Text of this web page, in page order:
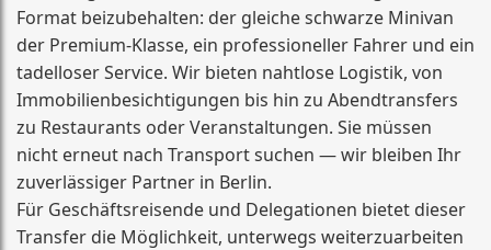
Format beizubehalten: der gleiche schwarze Minivan
der Premium-Klasse, ein professioneller Fahrer und ein
tadelloser Service. Wir bieten nahtlose Logistik, von
Immobilienbesichtigungen bis hin zu Abendtransfers
zu Restaurants oder Veranstaltungen. Sie müssen
nicht erneut nach Transport suchen — wir bleiben Ihr
zuverlässiger Partner in Berlin.
Für Geschäftsreisende und Delegationen bietet dieser
Transfer die Möglichkeit, unterwegs weiterzuarbeiten